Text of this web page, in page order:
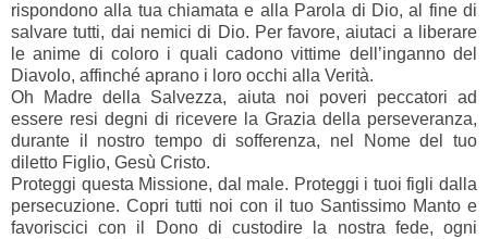
rispondono alla tua chiamata e alla Parola di Dio, al fine di
salvare tutti, dai nemici di Dio. Per favore, aiutaci a liberare
le anime di coloro i quali cadono vittime dell’inganno del
Diavolo, affinché aprano i loro occhi alla Verità.
Oh Madre della Salvezza, aiuta noi poveri peccatori ad
essere resi degni di ricevere la Grazia della perseveranza,
durante il nostro tempo di sofferenza, nel Nome del tuo
diletto Figlio, Gesù Cristo.
Proteggi questa Missione, dal male. Proteggi i tuoi figli dalla
persecuzione. Copri tutti noi con il tuo Santissimo Manto e
favoriscici con il Dono di custodire la nostra fede, ogni